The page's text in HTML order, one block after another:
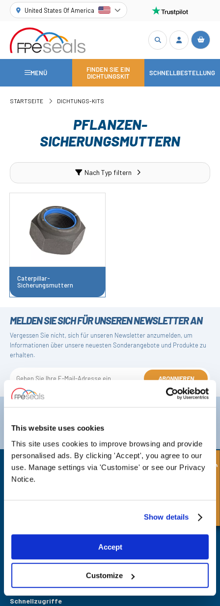
This website uses cookies
This site uses cookies to improve browsing and provide
personalised ads. By clicking 'Accept', you agree to our
use. Manage settings via 'Customise' or see our Privacy
Notice.
Show details
Accept
Customize
United States Of America
MENÜ
FINDEN SIE EIN
DICHTUNGSKIT
SCHNELLBESTELLUNG
STARTSEITE DICHTUNGS-KITS
PFLANZEN-
SICHERUNGSMUTTERN
Nach Typ filtern
Caterpillar-
Sicherungsmuttern
MELDEN SIE SICH FÜR UNSEREN NEWSLETTER AN
Vergessen Sie nicht, sich für unseren Newsletter anzumelden, um
Informationen über unsere neuesten Sonderangebote und Produkte zu
erhalten.
ABONNIEREN
E-Mail:sales@fpeseals.com
Co Durham,
Schnellzugriffe
Schnellanfrage